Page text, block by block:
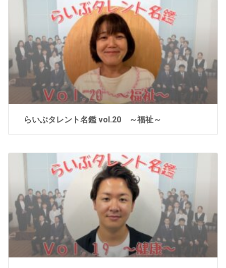
らいぶタレント名鑑 vol.20 ～福祉～